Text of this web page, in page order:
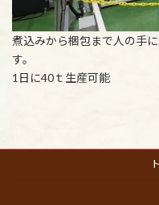
煮込みから梱包まで人の手
す。
1日に40ｔ生産可能